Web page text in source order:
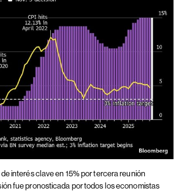
interés clave en 15% por tercera reunión
fue pronosticada por todos los economistas